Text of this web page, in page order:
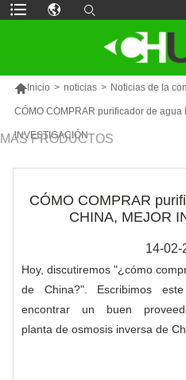
Inicio > noticias > Noticias de la
CÓMO COMPRAR purificador de agua
INVESTIGACIÓN
MÁS PRODUCTOS
CÓMO COMPRAR
CHINA, MEJOR
14-02-
Hoy, discutiremos "¿cómo
de China?". Escribimos
encontrar un buen
planta de osmosis inversa de